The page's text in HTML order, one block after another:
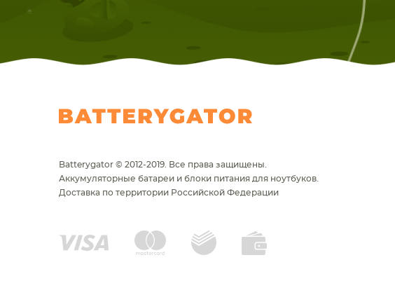
Batterygator © 2012-2019. Все права защищены.
Аккумуляторные батареи и блоки питания для ноутбуков.
Доставка по территории Российской Федерации